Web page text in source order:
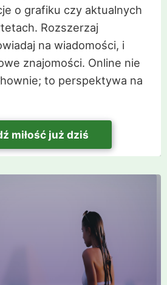
o grafiku czy aktualnych
Rozszerzaj
na wiadomości, i
znajomości. Online nie
to perspektywa na
miłość już dziś